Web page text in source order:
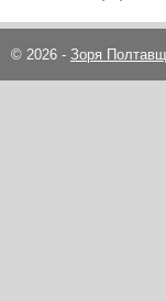
© 2026 - Зоря